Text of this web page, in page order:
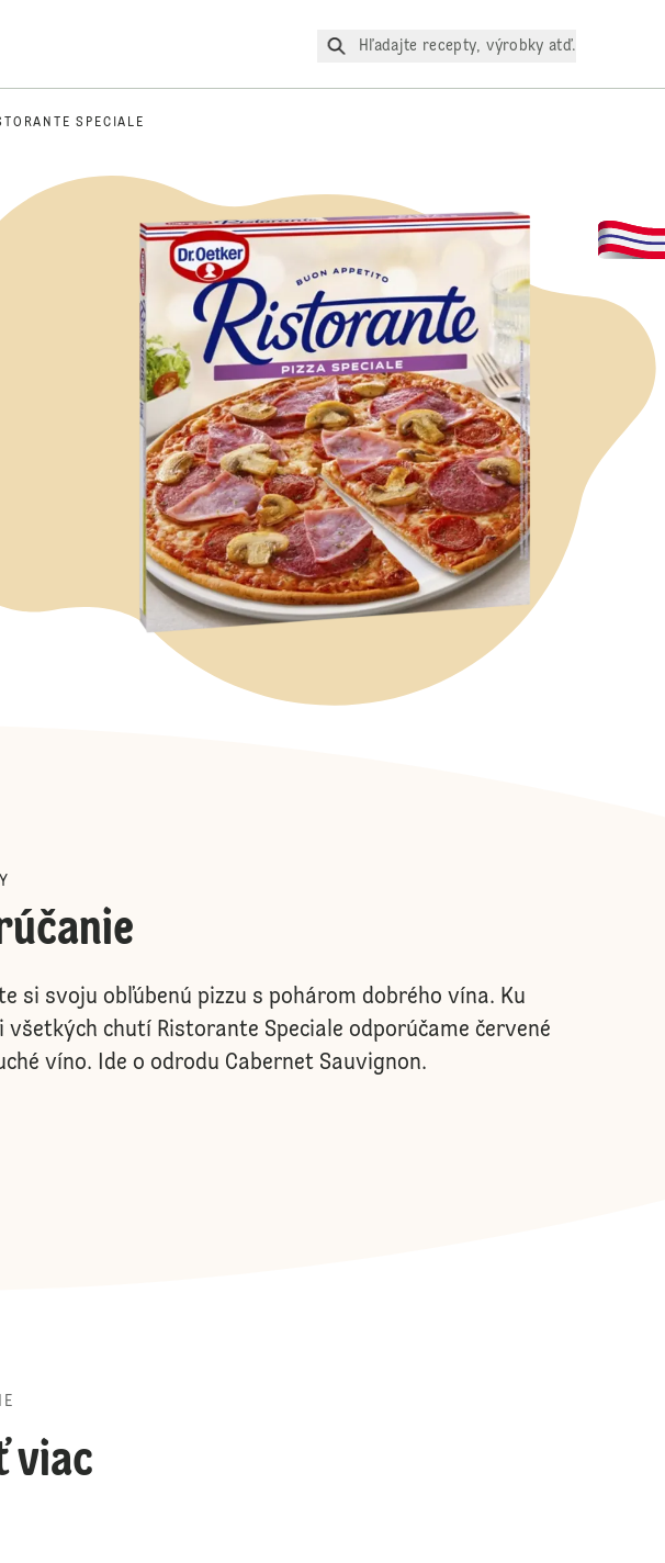
Hľadajte recepty, výrobky atď.
SPECIALE
si svoju obľúbenú pizzu s pohárom dobrého vína. Ku
všetkých chutí Ristorante Speciale odporúčame červené
víno. Ide o odrodu Cabernet Sauvignon.
viac